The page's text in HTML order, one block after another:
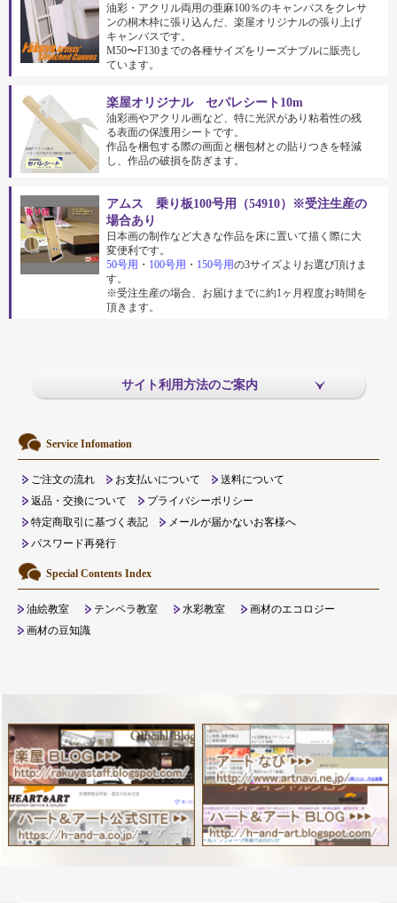
油彩・アクリル両用の亜麻100％のキャンバスをクレサ
ンの桐木枠に張り込んだ、楽屋オリジナルの張り上げ
キャンバスです。
M50〜F130までの各種サイズをリーズナブルに販売し
ています。
楽屋オリジナル セパレシート10m
油彩画やアクリル画など、特に光沢があり粘着性の残
る表面の保護用シートです。
作品を梱包する際の画面と梱包材との貼りつきを軽減
し、作品の破損を防ぎます。
アムス 乗り板100号用（54910）※受注生産の
場合あり
日本画の制作など大きな作品を床に置いて描く際に大
変便利です。
50号用 ・ 100号用 ・ 150号用の3サイズよりお選び頂けま
す。
※受注生産の場合、お届けまでに約1ヶ月程度お時間を
頂きます。
サイト利用方法のご案内
Service Infomation
ご注文の流れ お支払いについて
送料について
返品・交換について
プライバシーポリシー
特定商取引に基づく表記
メールが届かないお客様へ
パスワード再発行
Special Contents Index
油絵教室 テンペラ教室 水彩教室
画材のエコロジー
画材の豆知識